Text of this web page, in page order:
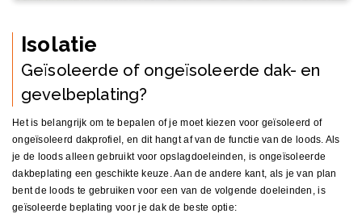
Isolatie
Geïsoleerde of ongeïsoleerde dak- en
gevelbeplating?
Het is belangrijk om te bepalen of je moet kiezen voor geïsoleerd of
ongeïsoleerd dakprofiel, en dit hangt af van de functie van de loods. Als
je de loods alleen gebruikt voor opslagdoeleinden, is ongeïsoleerde
dakbeplating een geschikte keuze. Aan de andere kant, als je van plan
bent de loods te gebruiken voor een van de volgende doeleinden, is
geïsoleerde beplating voor je dak de beste optie: